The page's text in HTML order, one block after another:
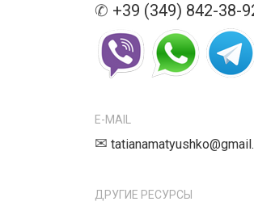
✆ +39 (349) 842-38-
E-MAIL
✉
ДРУГИЕ РЕСУРСЫ